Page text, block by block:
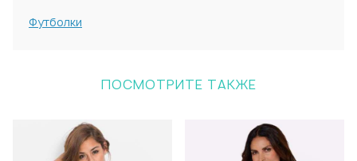
Футболки
ПОСМОТРИТЕ ТАКЖЕ